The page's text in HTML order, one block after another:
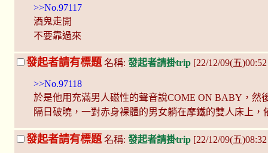
>>No.97117
酒鬼走開
不要靠過來
發起者請有標題 名稱: 發起者請掛trip [22/12/09(五
>>No.97118
於是他用充滿男人磁性的聲音說COME ON BABY，然
隔日破曉，一對赤身裸體的男女躺在摩鐵的雙人床上
發起者請有標題 名稱: 發起者請掛trip [22/12/09(五